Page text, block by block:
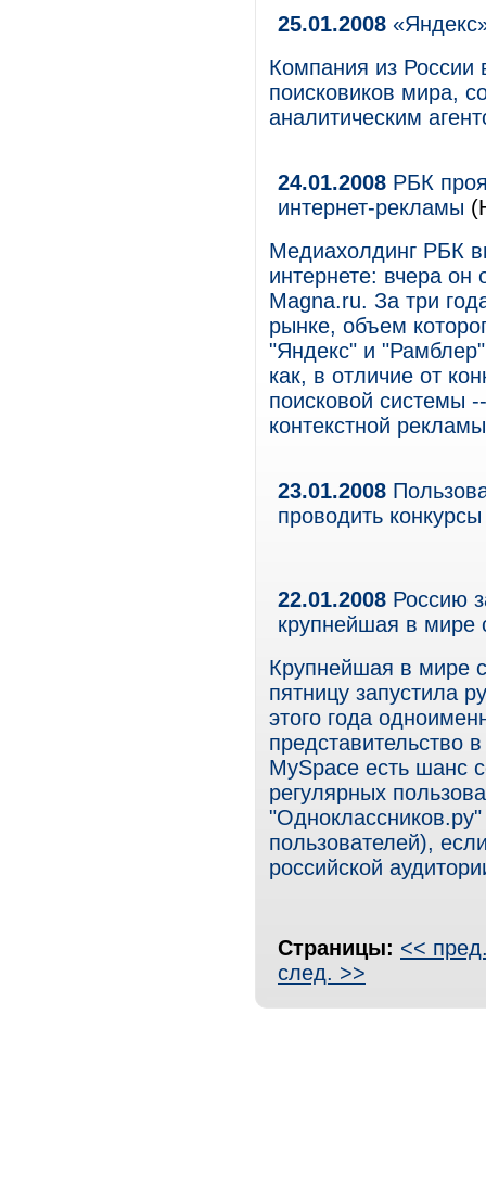
25.01.2008
Компания из России
поисковиков мира,
аналитическим
24.01.2008 РБК
интернет-рекламы
Медиахолдинг РБК
интернете: вчера он
Magna.ru. За три
рынке, объем
"Яндекс" и
как, в отличие от
поисковой системы
контекстной
23.01.2008
проводить конкурсы
22.01.2008 Россию
крупнейшая в мире
Крупнейшая в мире
пятницу запустила
этого года
представительство
MySpace есть шанс
регулярных
пользователей),
российской
Страницы: <<
след. >>